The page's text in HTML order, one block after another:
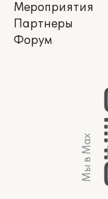
Мероприятия
Партнеры
Форум
Мы в Max